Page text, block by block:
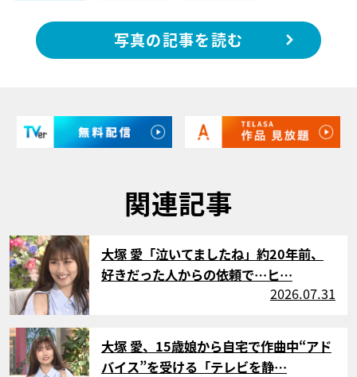
写真の記事を読む
関連記事
サムネイル
大塚 愛「泣いてましたね」約20年前、
好きだった人からの依頼で…ヒ…
2026.07.31
サムネイル
大塚 愛、15歳娘から自宅で作曲中“アド
バイス”を受ける「テレビを静…